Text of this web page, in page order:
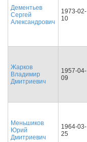
Дементьев
Сергей
Александрович
1973-02-
10
Жарков
Владимир
Дмитриевич
1957-04-
09
Меньшиков
Юрий
Дмитриевич
1964-03-
25